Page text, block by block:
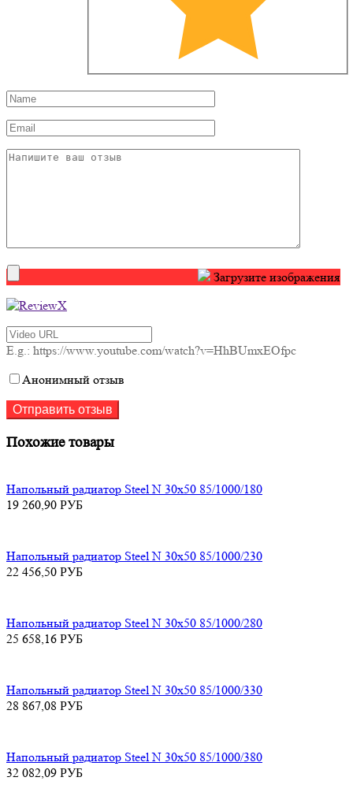
Загрузите изображения
E.g.: https://www.youtube.com/watch?v=HhBUmxEOfpc
Анонимный отзыв
Похожие товары
Напольный радиатор Steel N 30х50 85/1000/180
19 260,90 РУБ
Напольный радиатор Steel N 30х50 85/1000/230
22 456,50 РУБ
Напольный радиатор Steel N 30х50 85/1000/280
25 658,16 РУБ
Напольный радиатор Steel N 30х50 85/1000/330
28 867,08 РУБ
Напольный радиатор Steel N 30х50 85/1000/380
32 082,09 РУБ